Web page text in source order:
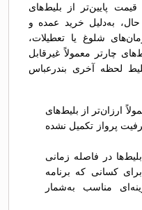
پایین‌تر از بلیط‌های
به‌دلیل خرید عمده و
شلوغ یا تعطیلات،
چارتر معمولاً غیرقابل
لحظه آخری بندرعباس
ارزان‌تر از بلیط‌های
پرواز تکمیل نشده
در فاصله زمانی
کسانی که برنامه
مناسب به‌شمار